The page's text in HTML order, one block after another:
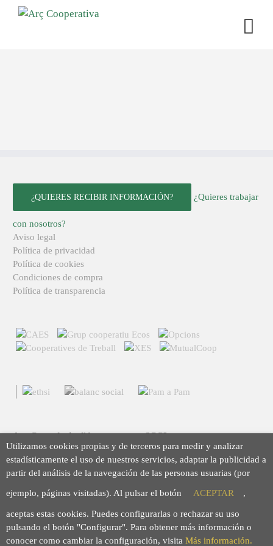
¿QUIERES RECIBIR INFORMACIÓN? ¿Quieres trabajar
con nosotros?
Aviso legal
Política de privacidad
Política de cookies
Condiciones de compra
Política de transparencia
Arç Corredoria d'Assegurances, SCCL
Casp 43, 08010 Barcelona
93 423 46 02
info@arc.coop
Utilizamos cookies propias y de terceros para medir y analizar
estadísticamente el uso de nuestros servicios, adaptar la publicidad a
partir del análisis de la navegación de las personas usuarias (por
ejemplo, páginas visitadas). Al pulsar el botón ACEPTAR ,
aceptas estas cookies. Puedes configurarlas o rechazar su uso
pulsando el botón "Configurar". Para obtener más información o
conocer como cambiar la configuración, visita Más información.